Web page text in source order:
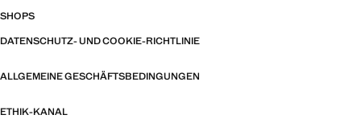
SHOPS
DATENSCHUTZ- UND COOKIE-RICHTLINIE
ALLGEMEINE GESCHÄFTSBEDINGUNGEN
ETHIK-KANAL